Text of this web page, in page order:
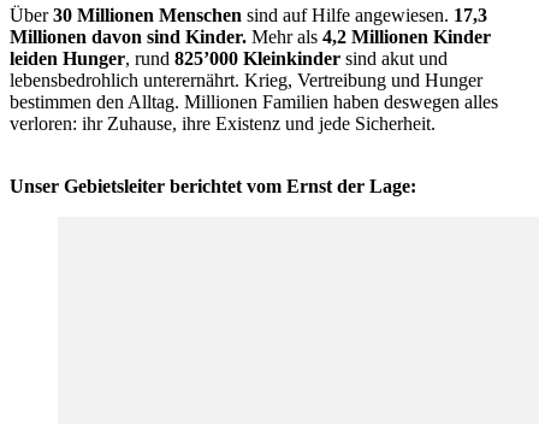
Über30 Millionen Menschen sind auf Hilfe angewiesen. 17,3
Millionen davon sind Kinder. Mehr als 4,2 Millionen Kinder
leiden Hunger, rund 825’000 Kleinkinder sind akut und
lebensbedrohlich unterernährt. Krieg, Vertreibung und Hunger
bestimmen den Alltag. Millionen Familien haben deswegen alles
verloren: ihr Zuhause, ihre Existenz und jede Sicherheit.
Unser Gebietsleiter berichtet vom Ernst der Lage: